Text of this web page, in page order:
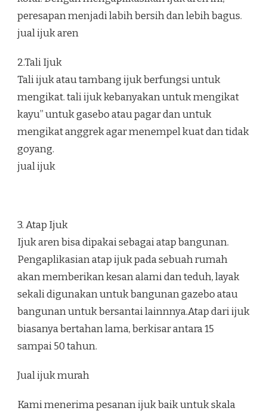
peresapan menjadi labih bersih dan lebih bagus.
jual ijuk aren
2.Tali Ijuk
Tali ijuk atau tambang ijuk berfungsi untuk
mengikat. tali ijuk kebanyakan untuk mengikat
kayu” untuk gasebo atau pagar dan untuk
mengikat anggrek agar menempel kuat dan tidak
goyang.
jual ijuk
3. Atap Ijuk
Ijuk aren bisa dipakai sebagai atap bangunan.
Pengaplikasian atap ijuk pada sebuah rumah
akan memberikan kesan alami dan teduh, layak
sekali digunakan untuk bangunan gazebo atau
bangunan untuk bersantai lainnnya.Atap dari ijuk
biasanya bertahan lama, berkisar antara 15
sampai 50 tahun.
Jual ijuk murah
Kami menerima pesanan ijuk baik untuk skala